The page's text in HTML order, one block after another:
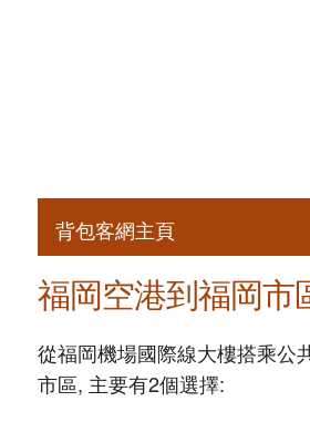
背包客網主頁
福岡空港到福岡市
從福岡機場國際線大樓搭乘公
市區, 主要有2個選擇: